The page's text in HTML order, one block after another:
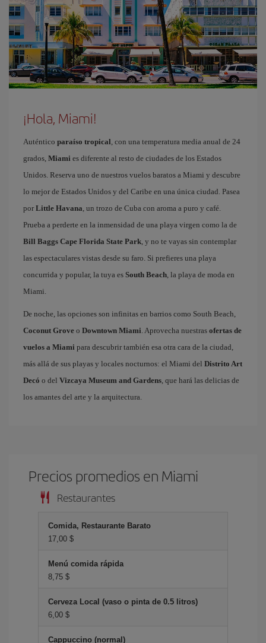
¡Hola, Miami!
Auténtico paraíso tropical, con una temperatura media anual de 24
grados, Miami es diferente al resto de ciudades de los Estados
Unidos. Reserva uno de nuestros vuelos baratos a Miami y descubre
lo mejor de Estados Unidos y del Caribe en una única ciudad. Pasea
por Little Havana, un trozo de Cuba con aroma a puro y café.
Prueba a perderte en la inmensidad de una playa virgen como la de
Bill Baggs Cape Florida State Park, y no te vayas sin contemplar
las espectaculares vistas desde su faro. Si prefieres una playa
concurrida y popular, la tuya es South Beach, la playa de moda en
Miami.
De noche, las opciones son infinitas en barrios como South Beach,
Coconut Grove o Downtown Miami. Aprovecha nuestras ofertas de
vuelos a Miami para descubrir también esa otra cara de la ciudad,
más allá de sus playas y locales nocturnos: el Miami del Distrito Art
Decó o del Vizcaya Museum and Gardens, que hará las delicias de
los amantes del arte y la arquitectura.
Precios promedios en Miami
Restaurantes
Comida, Restaurante Barato
17,00 $
Menú comida rápida
8,75 $
Cerveza Local (vaso o pinta de 0.5 litros)
6,00 $
Cappuccino (normal)